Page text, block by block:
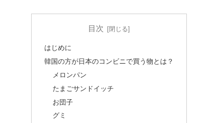
目次
はじめに
韓国の方が日本のコンビニで買う物とは？
メロンパン
たまごサンドイッチ
お団子
グミ